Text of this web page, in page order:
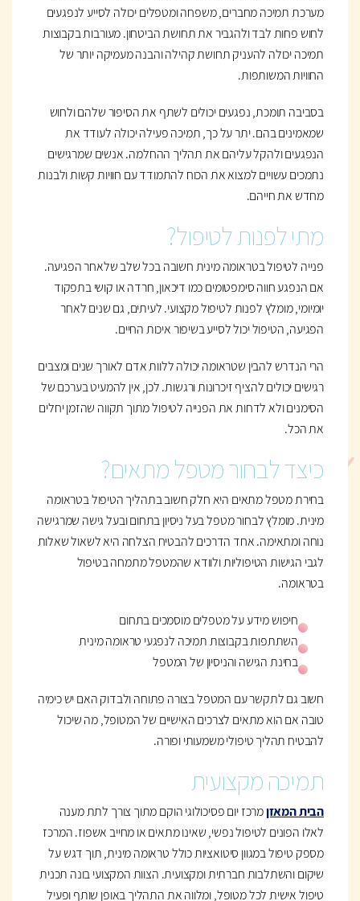
מערכת תמיכה מחברים, משפחה ומטפלים יכולה לסייע לנפגעים
לחוש פחות לבד ולהגביר את תחושת הביטחון. מעורבות בקבוצות
תמיכה יכולה להעניק תחושת קהילה והבנה מעמיקה יותר של
החוויות המשותפות.
בסביבה תומכת, נפגעים יכולים לשתף את הסיפור שלהם ולחוש
שמאמינים בהם. יתר על כך, תמיכה פעילה יכולה לעודד את
הנפגעים ולהקל עליהם את תהליך ההחלמה. אנשים שמרגישים
נתמכים עשויים למצוא את הכוח להתמודד עם חוויות קשות ולבנות
מחדש את חייהם.
מתי לפנות לטיפול?
פנייה לטיפול בטראומה מינית חשובה בכל שלב שלאחר הפגיעה.
אם הנפגע חווה סימפטומים כמו דיכאון, חרדה או קושי בתפקוד
יומיומי, מומלץ לפנות לטיפול מקצועי. לעיתים, גם שנים לאחר
הפגיעה, הטיפול יכול לסייע בשיפור איכות החיים.
הרי הנדרש להבין שטראומה יכולה ללוות אדם לאורך שנים ומצבים
רגישים יכולים להציף זיכרונות ורגשות. לכן, אין להמעיט בערכם של
הסימנים ולא לדחות את הפנייה לטיפול מתוך תקווה שהזמן יחלים
את הכל.
כיצד לבחור מטפל מתאים?
בחירת מטפל מתאים היא חלק חשוב בתהליך הטיפול בטראומה
מינית. מומלץ לבחור מטפל בעל ניסיון בתחום ובעל גישה שמרגישה
נוחה ומתאימה. אחד הדרכים להבטיח הצלחה היא לשאול שאלות
לגבי הגישות הטיפוליות ולוודא שהמטפל מתמחה בטיפול
בטראומה.
חיפוש מידע על מטפלים מוסמכים בתחום
השתתפות בקבוצות תמיכה לנפגעי טראומה מינית
בחינת הגישה והניסיון של המטפל
חשוב גם לתקשר עם המטפל בצורה פתוחה ולבדוק האם יש כימיה
טובה אם הוא מתאים לצרכים האישיים של המטופל, מה שיכול
להבטיח תהליך טיפולי משמעותי ופורה.
תמיכה מקצועית
הבית המאזןמרכז יום פסיכולוגי הוקם מתוך צורך לתת מענה
לאלו הפונים לטיפול נפשי, שאינו מתאים או מחייב אשפוז. המרכז
מספק טיפול במגוון סיטואציות כולל טראומה מינית, תוך דגש על
שיקום והשתלבות חברתית ומקצועית. הצוות המקצועי בונה תכנית
טיפול אישית לכל מטופל, ומלווה את התהליך באופן שותף ופעיל